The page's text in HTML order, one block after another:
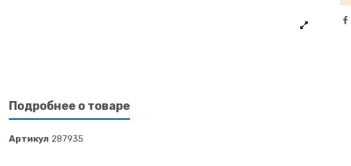
Подробнее о товаре
Артикул 287935